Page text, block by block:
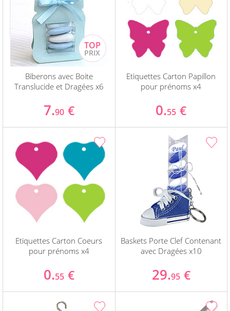
Biberons avec Boite
Translucide et Dragées x6
7.90 €
Etiquettes Carton Papillon
pour prénoms x4
0.55 €
Etiquettes Carton Coeurs
pour prénoms x4
0.55 €
Baskets Porte Clef Contenant
avec Dragées x10
29.95 €